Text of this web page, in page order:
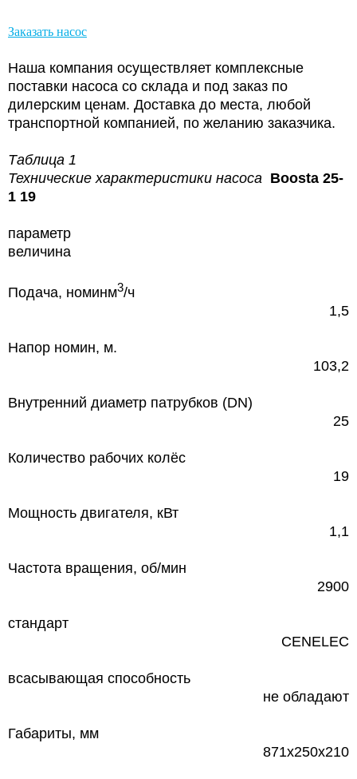
Заказать насос
Наша компания осуществляет комплексные
поставки насоса со склада и под заказ по
дилерским ценам. Доставка до места, любой
транспортной компанией, по желанию заказчика.
Таблица 1
Технические характеристики насоса Boosta 25-
1 19
параметр
величина
Подача, номинм3/ч
1,5
Напор номин, м.
103,2
Внутренний диаметр патрубков (DN)
25
Количество рабочих колёс
19
Мощность двигателя, кВт
1,1
Частота вращения, об/мин
2900
стандарт
CENELEC
всасывающая способность
не обладают
Габариты, мм
871х250х210